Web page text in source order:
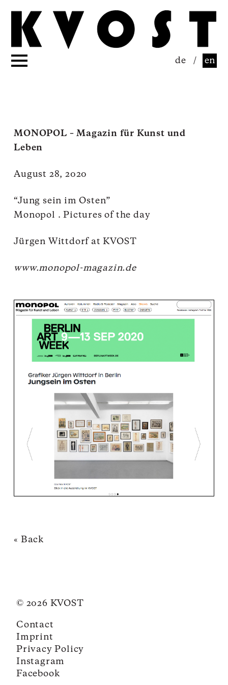
de / en
MONOPOL – Magazin für Kunst und
Leben
August 28, 2020
“Jung sein im Osten”
Monopol . Pictures of the day
Jürgen Wittdorf at KVOST
www.monopol-magazin.de
« Back
© 2026 KVOST
Contact
Imprint
Privacy Policy
Instagram
Facebook